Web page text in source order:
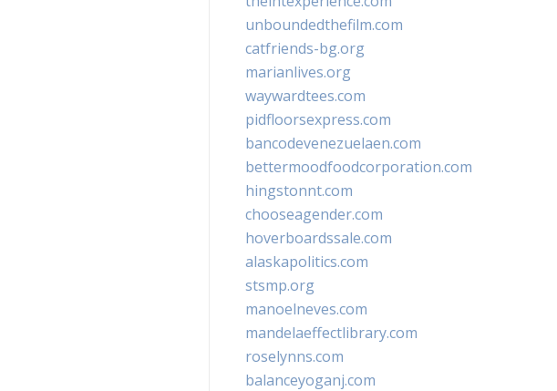
unboundedthefilm.com
catfriends-bg.org
marianlives.org
waywardtees.com
pidfloorsexpress.com
bancodevenezuelaen.com
bettermoodfoodcorporation.com
hingstonnt.com
chooseagender.com
hoverboardssale.com
alaskapolitics.com
stsmp.org
manoelneves.com
mandelaeffectlibrary.com
roselynns.com
balanceyoganj.com